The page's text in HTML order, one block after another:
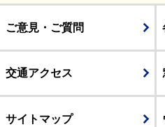
ご意見・ご質問
交通アクセス
サイトマップ